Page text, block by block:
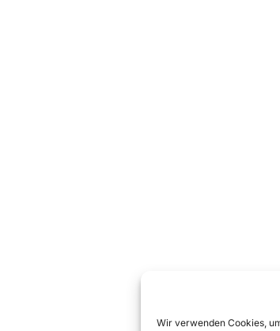
Wir verwenden Cookies,